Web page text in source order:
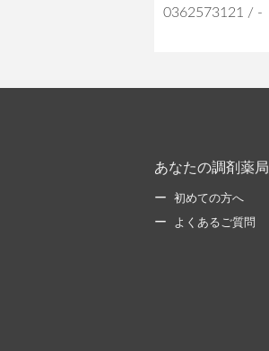
0362573121 / -
あなたの調剤薬局
初めての方へ
よくあるご質問